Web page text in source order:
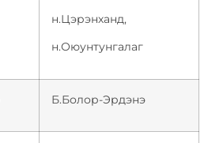
н.Цэрэнханд,
н.Оюунтунгалаг
Б.Болор-Эрдэнэ